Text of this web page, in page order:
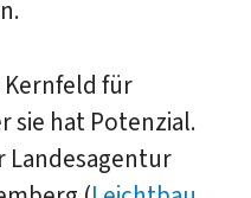
Kernfeld für
sie hat Potenzial.
Landesagentur